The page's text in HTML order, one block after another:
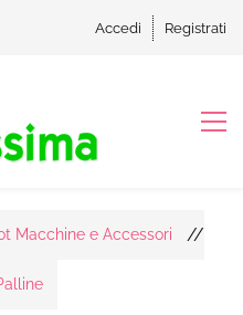
Accedi Registrati
Macchine e Accessori //